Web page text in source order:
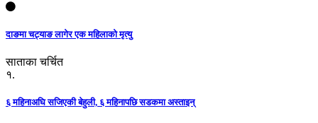
दाङमा चट्याङ लागेर एक महिलाको मृत्यु
साताका चर्चित
१.
६ महिनाअघि सजिएकी बेहुली, ६ महिनापछि सडकमा अस्ताइन्